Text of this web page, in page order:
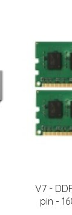
V7 -
pin -